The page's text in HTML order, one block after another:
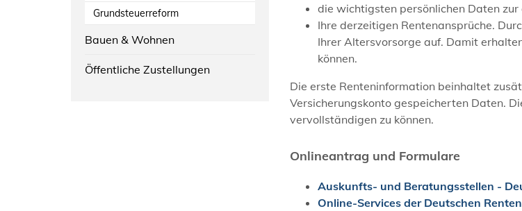
Grundsteuerreform
Bauen & Wohnen
Öffentliche Zustellungen
die wichtigsten persönlichen Daten zur
Ihre derzeitigen Rentenansprüche.
Ihrer Altersvorsorge auf. Damit
können.
Die erste Renteninformation beinhaltet
Versicherungskonto gespeicherten Daten.
vervollständigen zu können.
Onlineantrag und Formulare
Auskunfts- und Beratungsstellen -
Online-Services der Deutschen